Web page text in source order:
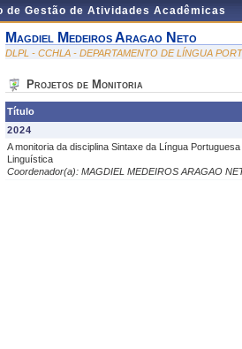
de Gestão de Atividades Acadêmicas
Magdiel Medeiros Aragao Neto
DLPL - CCHLA - DEPARTAMENTO DE LÍNGUA
Projetos de Monitoria
Título
2024
A monitoria da disciplina Sintaxe da Língua
Linguística
Coordenador(a): MAGDIEL MEDEIROS ARAGAO